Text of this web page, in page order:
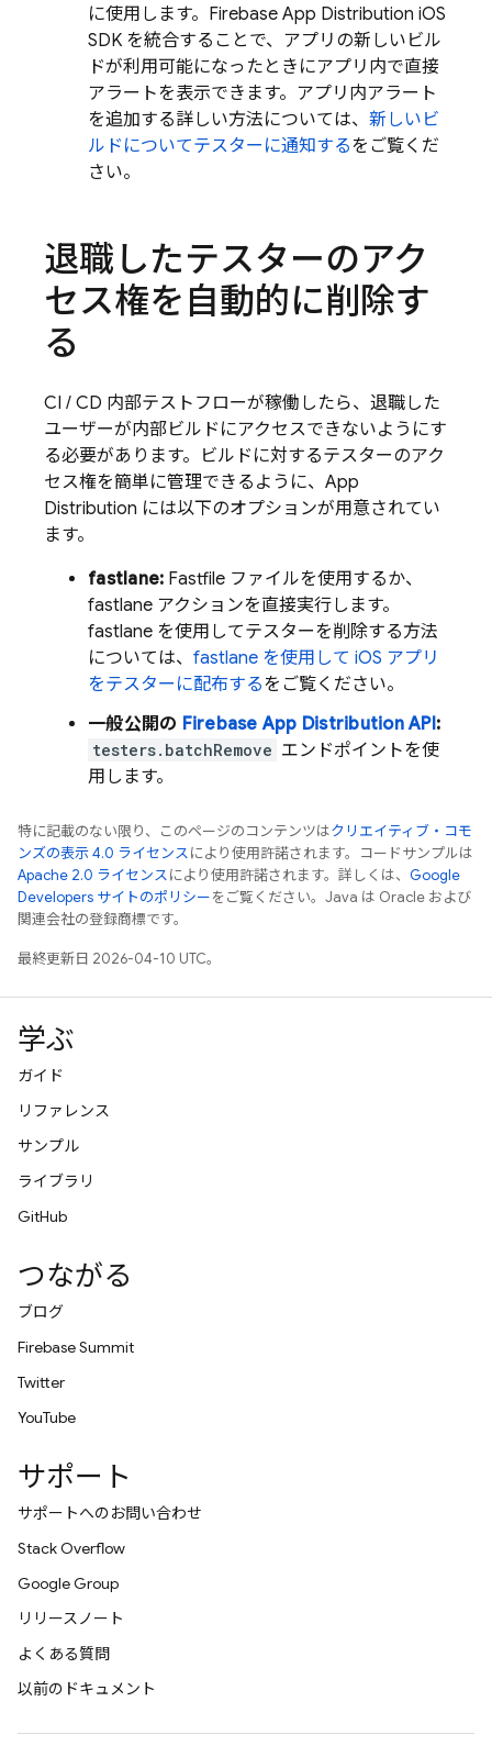
に使用します。Firebase App Distribution iOS
SDK を統合することで、アプリの新しいビル
ドが利用可能になったときにアプリ内で直接
アラートを表示できます。アプリ内アラート
を追加する詳しい方法については、 新しいビ
ルドについてテスターに通知するをご覧くだ
さい。
退職したテスターのアク
セス権を自動的に削除す
る
CI / CD 内部テストフローが稼働したら、退職した
ユーザーが内部ビルドにアクセスできないようにす
る必要があります。ビルドに対するテスターのアク
セス権を簡単に管理できるように、 App
Distribution には以下のオプションが用意されてい
ます。
fastlane: Fastfile ファイルを使用するか、
fastlane アクションを直接実行します。
fastlane を使用してテスターを削除する方法
については、 fastlane を使用して iOS アプリ
をテスターに配布するをご覧ください。
一般公開の FirebaseApp DistributionAPI:
testers.batchRemove エンドポイントを使
用します。
特に記載のない限り、このページのコンテンツはクリエイティブ・コモ
ンズの表示 4.0 ライセンスにより使用許諾されます。コードサンプルは
Apache 2.0 ライセンスにより使用許諾されます。詳しくは、 Google
Developers サイトのポリシーをご覧ください。Java は Oracle および
関連会社の登録商標です。
最終更新日 2026-04-10 UTC。
学ぶ
ガイド
リファレンス
サンプル
ライブラリ
GitHub
つながる
ブログ
Firebase Summit
Twitter
YouTube
サポート
サポートへのお問い合わせ
Stack Overflow
Google Group
リリースノート
よくある質問
以前のドキュメント